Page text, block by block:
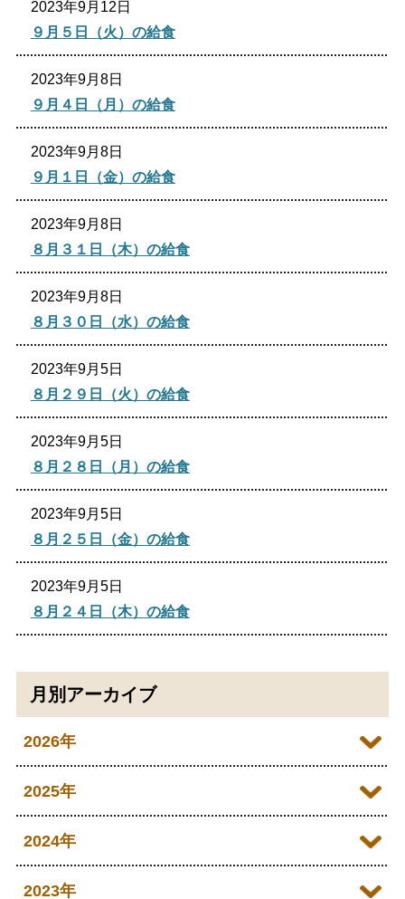
2023年9月12日
９月５日（火）の給食
2023年9月8日
９月４日（月）の給食
2023年9月8日
９月１日（金）の給食
2023年9月8日
８月３１日（木）の給食
2023年9月8日
８月３０日（水）の給食
2023年9月5日
８月２９日（火）の給食
2023年9月5日
８月２８日（月）の給食
2023年9月5日
８月２５日（金）の給食
2023年9月5日
８月２４日（木）の給食
月別アーカイブ
2026年
2026年07月
2026年05月
2025年
2025年12月
2024年
2024年12月
2023年